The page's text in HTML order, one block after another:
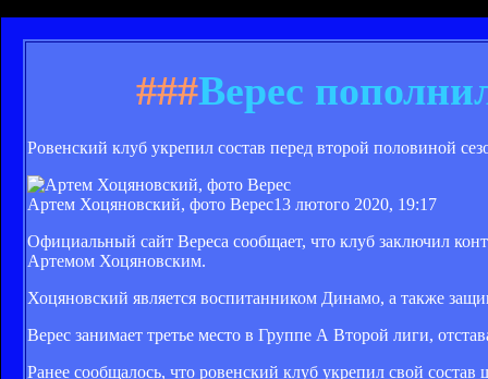
###Верес
Ровенский клуб укрепил состав перед второй половиной
Артем Хоцяновский, фото Верес13 лютого 2020, 19:17
Официальный сайт Вереса сообщает, что клуб заключил
Артемом Хоцяновским.
Хоцяновский является воспитанником Динамо, а также
Верес занимает третье место в Группе А Второй лиги,
Ранее сообщалось, что ровенский клуб укрепил свой